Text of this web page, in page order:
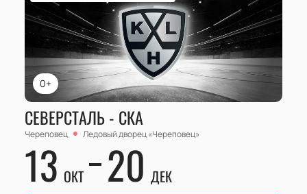
0+
СЕВЕРСТАЛЬ - СКА
Череповец Ледовый дворец «Череповец»
13 ОКТ 20 ДЕК